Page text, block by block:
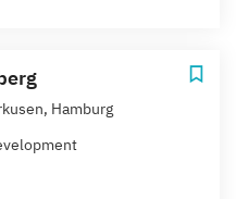
Hamburg